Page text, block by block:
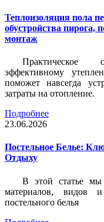
Теплоизоляция пола
обустройства пирога,
монтаж
Практическое
эффективному
поможет навсегда
затраты на отопление.
Подробнее
23.06.2026
Постельное Белье:
Отдыху
В этой статье мы
материалов, видов
постельного белья